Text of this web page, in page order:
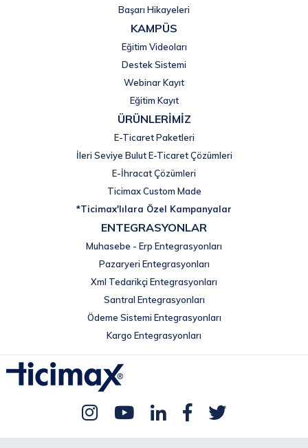
Başarı Hikayeleri
KAMPÜS
Eğitim Videoları
Destek Sistemi
Webinar Kayıt
Eğitim Kayıt
ÜRÜNLERİMİZ
E-Ticaret Paketleri
İleri Seviye Bulut E-Ticaret Çözümleri
E-İhracat Çözümleri
Ticimax Custom Made
*Ticimax'lılara Özel Kampanyalar
ENTEGRASYONLAR
Muhasebe - Erp Entegrasyonları
Pazaryeri Entegrasyonları
Xml Tedarikçi Entegrasyonları
Santral Entegrasyonları
Ödeme Sistemi Entegrasyonları
Kargo Entegrasyonları